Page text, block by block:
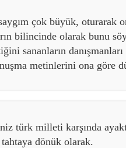
çok büyük, oturarak
bilincinde olarak bunu
sananların
metinlerini ona göre
türk milleti karşında
dönük olarak.